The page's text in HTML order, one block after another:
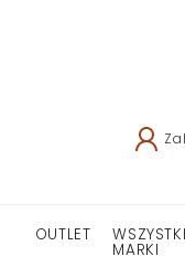
OUTLET
MARKI